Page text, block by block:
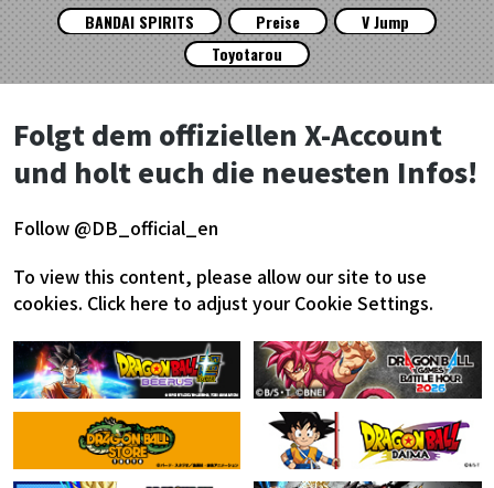
BANDAI SPIRITS
Preise
V Jump
Toyotarou
Folgt dem offiziellen X-Account
und holt euch die neuesten Infos!
Follow @DB_official_en
To view this content, please allow our site to use
cookies. Click here to adjust your Cookie Settings.